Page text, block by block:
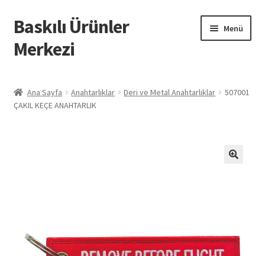
Dolaşıma
geç
İçeriğe
geç
Baskılı Ürünler
Merkezi
Menü
Baskılı Ürünler
İptal ve İade Politikası
Ana Sayfa Anahtarlıklar Deri ve Metal Anahtarlıklar
507001
ÇAKIL KEÇE ANAHTARLIK